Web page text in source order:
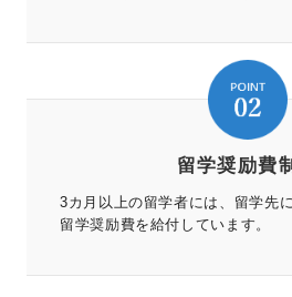
留学奨励費
3カ月以上の留学者には、留学先
留学奨励費を給付しています。